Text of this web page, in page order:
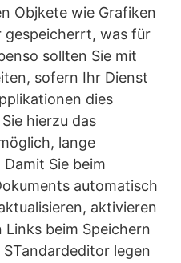
Objkete wie Grafiken
gespeicherrt, was für
sollten Sie mit
sofern Ihr Dienst
dies
hierzu das
lange
Sie beim
automatisch
aktivieren
beim Speichern
legen